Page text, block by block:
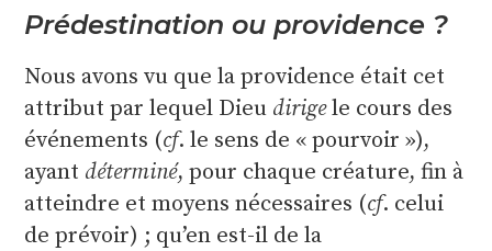
Prédestination ou providence ?
Nous avons vu que la providence était cet
attribut par lequel Dieu dirigele cours des
événements (cf. le sens de « pourvoir »),
ayant déterminé, pour chaque créature, fin à
atteindre et moyens nécessaires (cf. celui
de prévoir) ; qu’en est-il de la